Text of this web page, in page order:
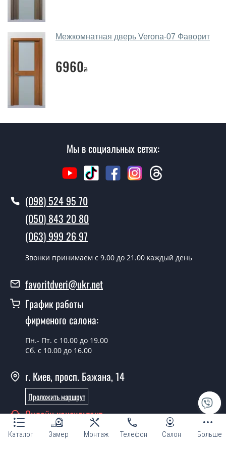
Каталог Замер Монтаж Телефон Салон Больше
Наши рекомендации зависят от необходимых
Подбор межкомнатных дверей ТМ Фаворит ведется
Замеры дверей делаете?
замер и консультацию на выезде. Каждый сотрудник
Вызов замерщика-консультанта стоит 500 грн.
Вы производите установку
Да производим. Монтаж межкомнатных дверей ТМ
Фаворит производится согласно очереди, во все дни
кроме воскресенья.
Verona-11?
Стоимость установки дверей Verona-11 - от 1800 грн.
Можно на сегодня вызвать
замерщика?
Да можно.
У вас есть в наличии готовые
межкомнатные двери фаворит?
Да, мы имеем большой ассортимент готовых
межкомнатных дверей ТМ Фаворит.
Вы делаете нестандартные двери?
Межкомнатная дверь Verona-07 Фаворит
6960₴
Мы в социальных сетях:
(098) 524 95 70
(050) 843 20 80
(063) 999 26 97
Звонки принимаем c 9.00 до 21.00 каждый день
favoritdveri@ukr.net
График работы
фирменого салона:
Пн.- Пт. с 10.00 до 19.00
Сб. с 10.00 до 16.00
г. Киев, просп. Бажана, 14
Проложить маршрут
Онлайн консультант